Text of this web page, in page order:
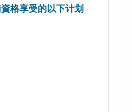
格享受的以下计划